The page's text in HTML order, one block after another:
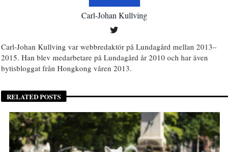
Carl-Johan Kullving
Carl-Johan Kullving var webbredaktör på Lundagård mellan 2013–
2015. Han blev medarbetare på Lundagård år 2010 och har även
bytisbloggat från Hongkong våren 2013.
RELATED POSTS